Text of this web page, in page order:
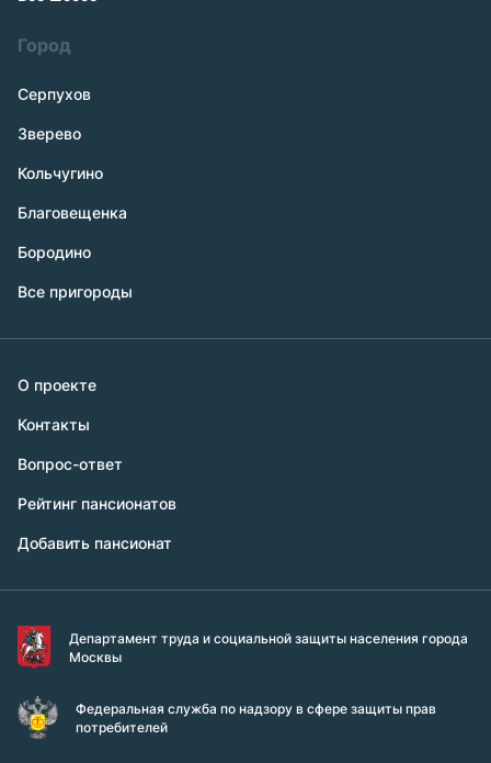
Город
Серпухов
Зверево
Кольчугино
Благовещенка
Бородино
Все пригороды
О проекте
Контакты
Вопрос-ответ
Рейтинг пансионатов
Добавить пансионат
Департамент труда и социальной защиты населения города
Москвы
Федеральная служба по надзору в сфере защиты прав
потребителей